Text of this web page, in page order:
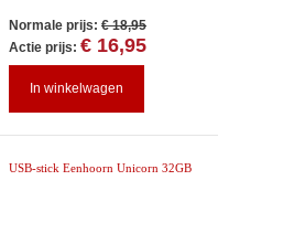
Normale prijs: € 18,95
Actie prijs: € 16,95
In winkelwagen
USB-stick Eenhoorn Unicorn 32GB